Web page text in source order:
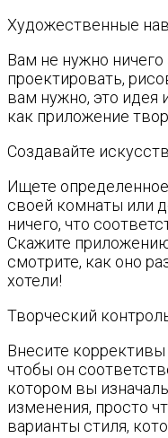
Художественные
Вам не нужно ничего
проектировать,
вам нужно, это идея
как приложение
Создавайте
Ищете
своей комнаты или
ничего, что
Скажите
смотрите, как оно
хотели!
Творческий
Внесите
чтобы он
котором вы
изменения, просто
варианты стиля,